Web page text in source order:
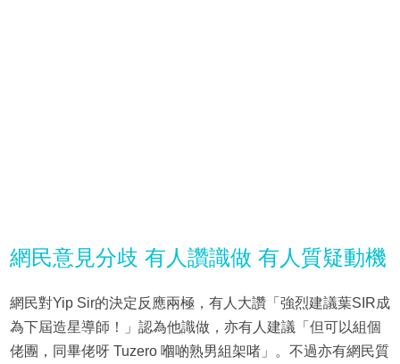
網民意見分歧 有人讚識做 有人質疑動機
網民對Yip Sir的決定反應兩極，有人大讚「強烈建議葉SIR成
為下屆造星導師！」認為他識做，亦有人建議「但可以組個
佬團，同畢佬呀 Tuzero 嗰啲熟男組架啫」。不過亦有網民質